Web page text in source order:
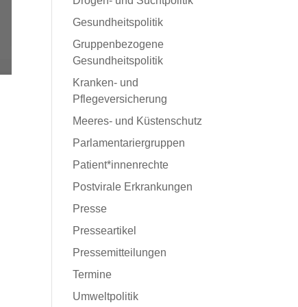
Gesundheitspolitik
Gruppenbezogene
Gesundheitspolitik
Kranken- und
Pflegeversicherung
Meeres- und Küstenschutz
Parlamentariergruppen
Patient*innenrechte
Postvirale Erkrankungen
Presse
Presseartikel
Pressemitteilungen
Termine
Umweltpolitik